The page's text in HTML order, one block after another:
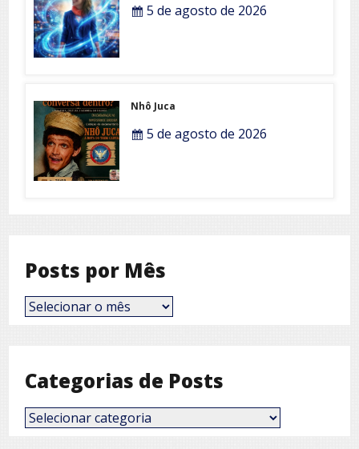
5 de agosto de 2026
Nhô Juca
5 de agosto de 2026
Posts por Mês
Posts
por
Categorias de Posts
Categorias
de